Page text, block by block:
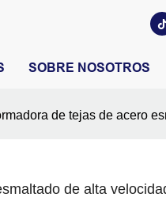
SOBRE NOSOTROS
de tejas de acero
de alta